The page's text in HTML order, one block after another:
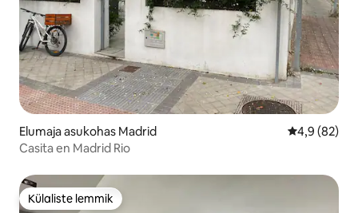
Elumaja asukohas Madrid Keskmine
4,9 (82)
Casita en Madrid Rio
Külaliste lemmik
Külaliste lemmik